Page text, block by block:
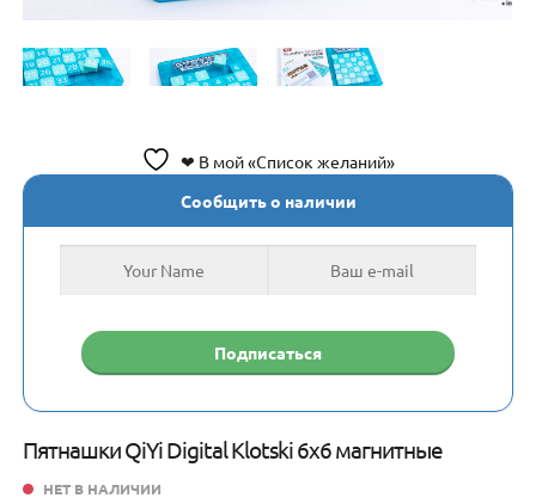
❤ В мой «Список желаний»
Пятнашки QiYi Digital Klotski 6х6 магнитные
НЕТ В НАЛИЧИИ
Сообщить о наличии